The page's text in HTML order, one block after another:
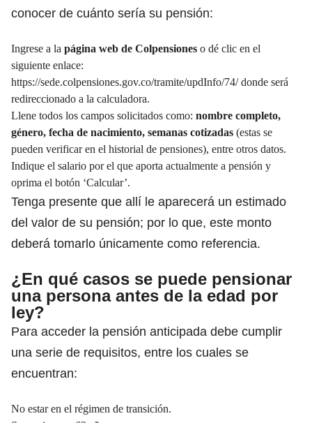
conocer de cuánto sería su pensión:
Ingrese a la página web de Colpensiones o dé clic en el
siguiente enlace:
https://sede.colpensiones.gov.co/tramite/updInfo/74/donde será
redireccionado a la calculadora.
Llene todos los campos solicitados como: nombre completo,
género, fecha de nacimiento, semanas cotizadas (estas se
pueden verificar en el historial de pensiones), entre otros datos.
Indique el salario por el que aporta actualmente a pensión y
oprima el botón ‘Calcular’.
Tenga presente que allí le aparecerá un estimado
del valor de su pensión; por lo que, este monto
deberá tomarlo únicamente como referencia.
¿En qué casos se puede pensionar
una persona antes de la edad por
ley?
Para acceder la pensión anticipada debe cumplir
una serie de requisitos, entre los cuales se
encuentran:
No estar en el régimen de transición.